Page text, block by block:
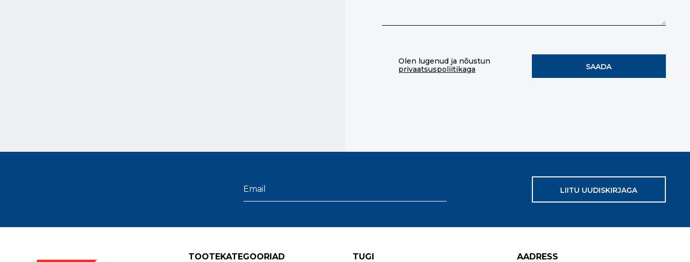
Olen lugenud ja nõustun
privaatsuspoliitikaga
LIITU UUDISKIRJAGA
TOOTEKATEGOORIAD TUGI AADRESS